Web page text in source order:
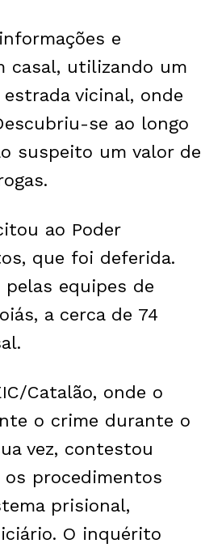
e
casal, utilizando um
vicinal, onde
se ao longo
suspeito um valor de
ao Poder
que foi deferida.
equipes de
a cerca de 74
Catalão, onde o
o crime durante o
vez, contestou
procedimentos
prisional,
O inquérito